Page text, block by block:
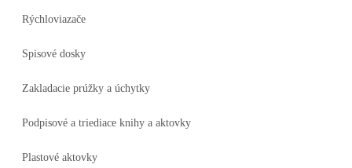
Rýchloviazače
Spisové dosky
Zakladacie prúžky a úchytky
Podpisové a triediace knihy a aktovky
Plastové aktovky